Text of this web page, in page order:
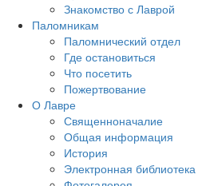
Знакомство с Лаврой
Паломникам
Паломнический отдел
Где остановиться
Что посетить
Пожертвование
О Лавре
Священноначалие
Общая информация
История
Электронная библиотека